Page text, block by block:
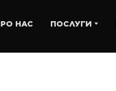
НАС ПОСЛУГИ